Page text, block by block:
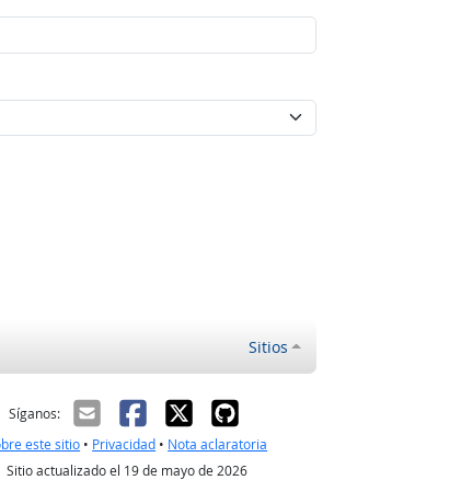
Sitios
Síganos:
este sitio • Privacidad • Nota aclaratoria
Sitio actualizado el 19 de mayo de 2026